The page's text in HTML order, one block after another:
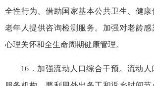
全性行为。借助国家基本公共卫生、健康
老年人提供咨询检测服务。加强对老龄感
心理关怀和全生命周期健康管理。
16．加强流动人口综合干预。流动